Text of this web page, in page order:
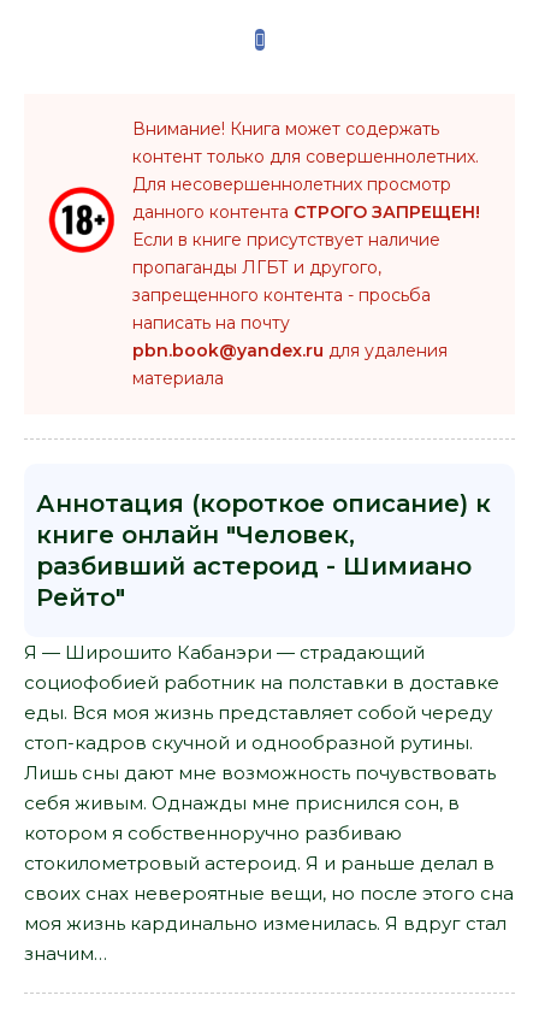
Внимание! Книга может содержать
контент только для совершеннолетних.
Для несовершеннолетних просмотр
данного контента СТРОГО ЗАПРЕЩЕН!
Если в книге присутствует наличие
пропаганды ЛГБТ и другого,
запрещенного контента - просьба
написать на почту
pbn.book@yandex.ru для удаления
материала
Аннотация (короткое описание) к
книге онлайн "Человек,
разбивший астероид - Шимиано
Рейто"
Я — Широшито Кабанэри — страдающий
социофобией работник на полставки в доставке
еды. Вся моя жизнь представляет собой череду
стоп-кадров скучной и однообразной рутины.
Лишь сны дают мне возможность почувствовать
себя живым. Однажды мне приснился сон, в
котором я собственноручно разбиваю
стокилометровый астероид. Я и раньше делал в
своих снах невероятные вещи, но после этого сна
моя жизнь кардинально изменилась. Я вдруг стал
значим…